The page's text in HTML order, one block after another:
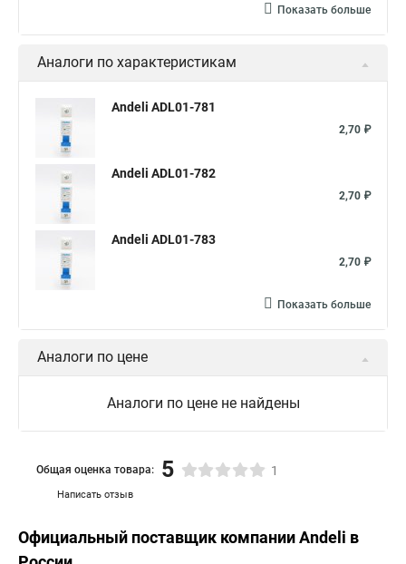
Показать больше
Аналоги по характеристикам
Andeli ADL01-781
2,70 ₽
Andeli ADL01-782
2,70 ₽
Andeli ADL01-783
2,70 ₽
Показать больше
Аналоги по цене
Аналоги по цене не найдены
Написать отзыв
Общая оценка товара: 5 1
Официальный поставщик компанииAndeli в